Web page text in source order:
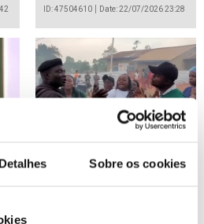
Detalhes Sobre os cookies
ID: 47504610 Date: 22/07/2026 23:28
Ébola: Epidemia já matou